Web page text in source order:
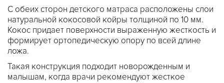
С обеих сторон детского матраса расположены слои
натуральной кокосовой койры толщиной по 10 мм.
Кокос придает поверхности выраженную жесткость и
формирует ортопедическую опору по всей длине
ложа.
Такая конструкция подходит новорожденным и
малышам, когда врачи рекомендуют жесткое